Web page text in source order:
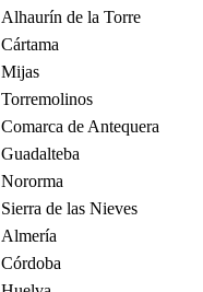
Alhaurín de la Torre
Cártama
Mijas
Torremolinos
Comarca de Antequera
Guadalteba
Nororma
Sierra de las Nieves
Almería
Córdoba